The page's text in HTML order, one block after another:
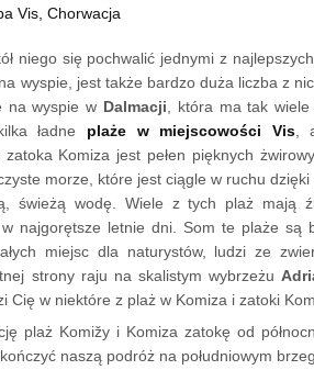
Vis, Chorwacja
niego się pochwalić jednymi z
wyspie, jest także bardzo duża liczba z
na wyspie w Dalmacji , która ma tak
ładne plaże w miejscowości Vis,
zatoka Komiza jest pełen pięknych
morze, które jest ciągle w ruchu
świeżą wodę. Wiele z tych plaż mają
najgorętsze letnie dni. Som te plaże są
miejsc dla naturystów, ludzi ze
strony raju na skalistym wybrzeżu
Cię w niektóre z plaż w Komiza i zatoki
plaż Komižy i Komiza zatokę od
naszą podróż na południowym